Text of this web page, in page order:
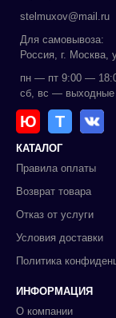
stelmuxov@mail.ru
Для самовывоза:
Россия, г.
пн — пт 9:00 —
сб, вс — выходные
Ю Т
КАТАЛОГ
Правила оплаты
Возврат товара
Отказ от услуги
Условия доставки
Политика
ИНФОРМАЦИЯ
О компании